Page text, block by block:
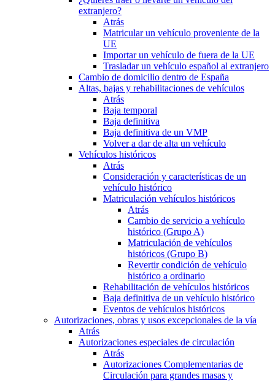
extranjero?
Atrás
Matricular un vehículo proveniente de la
UE
Importar un vehículo de fuera de la UE
Trasladar un vehículo español al extranjero
Cambio de domicilio dentro de España
Altas, bajas y rehabilitaciones de vehículos
Atrás
Baja temporal
Baja definitiva
Baja definitiva de un VMP
Volver a dar de alta un vehículo
Vehículos históricos
Atrás
Consideración y características de un
vehículo histórico
Matriculación vehículos históricos
Atrás
Cambio de servicio a vehículo
histórico (Grupo A)
Matriculación de vehículos
históricos (Grupo B)
Revertir condición de vehículo
histórico a ordinario
Rehabilitación de vehículos históricos
Baja definitiva de un vehículo histórico
Eventos de vehículos históricos
Autorizaciones, obras y usos excepcionales de la vía
Atrás
Autorizaciones especiales de circulación
Atrás
Autorizaciones Complementarias de
Circulación para grandes masas y